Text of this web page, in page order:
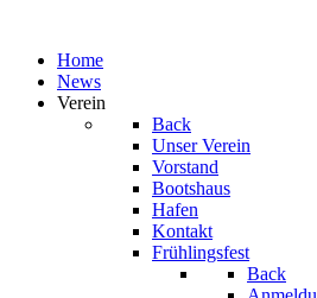
Home
News
Verein
Back
Unser Verein
Vorstand
Bootshaus
Hafen
Kontakt
Frühlingsfest
Back